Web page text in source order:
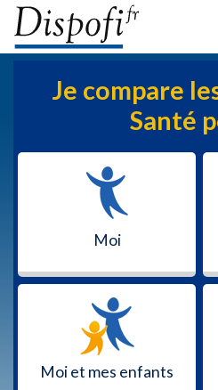
Je compare
Santé
Moi
Moi et mes enfants